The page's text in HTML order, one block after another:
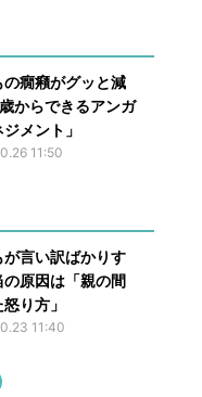
の癇癪がグッと減
からできるアンガ
メント」
11:50
が言い訳ばかりす
の原因は「親の間
り方」
11:40